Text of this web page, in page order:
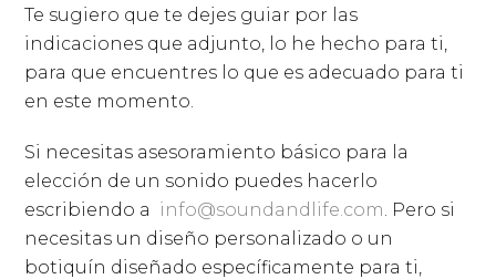
Te sugiero que te dejes guiar por las
indicaciones que adjunto, lo he hecho para ti,
para que encuentres lo que es adecuado para ti
en este momento.
Si necesitas asesoramiento básico para la
elección de un sonido puedes hacerlo
escribiendo a info@soundandlife.com . Pero si
necesitas un diseño personalizado o un
botiquín diseñado específicamente para ti,